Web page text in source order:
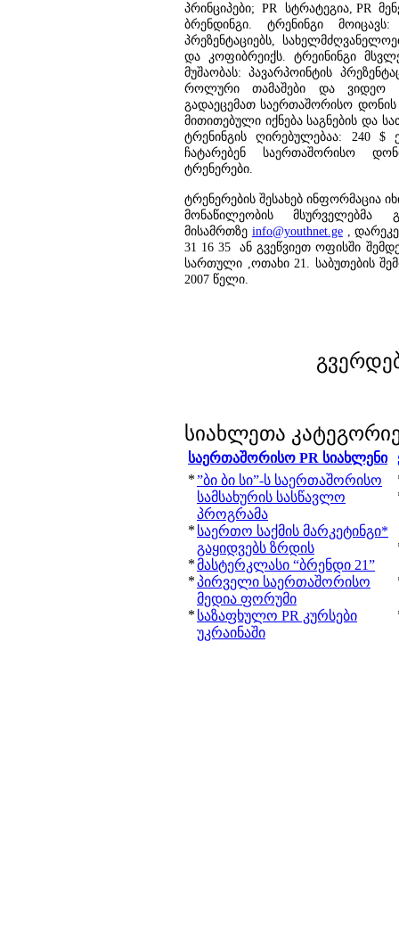
პრინციპები; PR სტრატეგია, PR
ბრენდინგი.ტრენინგი
პრეზენტაციებს,
და კოფიბრეიქს. ტრეინინგი
მუშაობას: პავარპოინტის
როლური თამაშები და ვიდეო
გადაეცემათ საერთაშორისო
მითითებული იქნება საგნების და
ტრენინგის ღირებულებაა: 240 $
ჩატარებენ საერთაშორისო
ტრენერები.
ტრენერების შესახებ ინფორმაცია
მონაწილეობის მსურველებმა
მისამრთზე info@youthnet.ge,
31 16 35 ან გვეწვიეთ ოფისში
სართული ,ოთახი 21. საბუთების
2007 წელი.
სიახლეთა
საერთაშორისო PR სიახლენი
*”ბი ბი სი”-ს საერთაშორისო
სამსახურის სასწავლო
პროგრამა
* საერთო საქმის მარკეტინგი*
გაყიდვებს ზრდის
*მასტერკლასი “ბრენდი 21”
*პირველი საერთაშორისო
მედია ფორუმი
* საზაფხულო PR კურსები
უკრაინაში